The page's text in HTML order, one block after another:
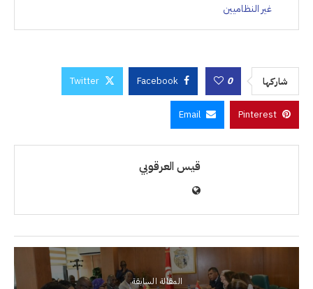
غير النظاميين
شاركها 0
Facebook
Twitter
Pinterest
Email
قيس العرقوبي
المقالة السابقة